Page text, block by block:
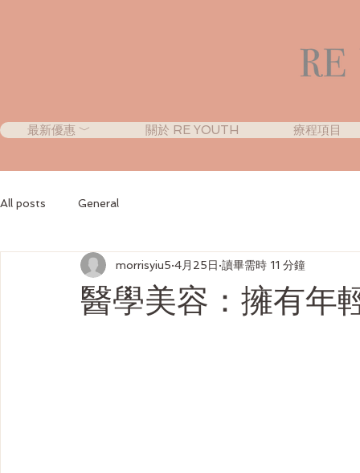
最新優惠 ﹀ 關於 RE YOUTH 療程項目
All posts General
醫學美容：擁有年
morrisyiu5 4月25日 讀畢需時 11 分鐘